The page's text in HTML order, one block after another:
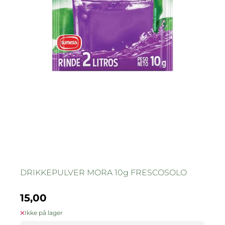
DRIKKEPULVER MORA 10g FRESCOSOLO
15,00
Ikke på lager